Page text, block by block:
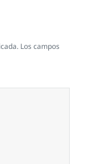
Los campos